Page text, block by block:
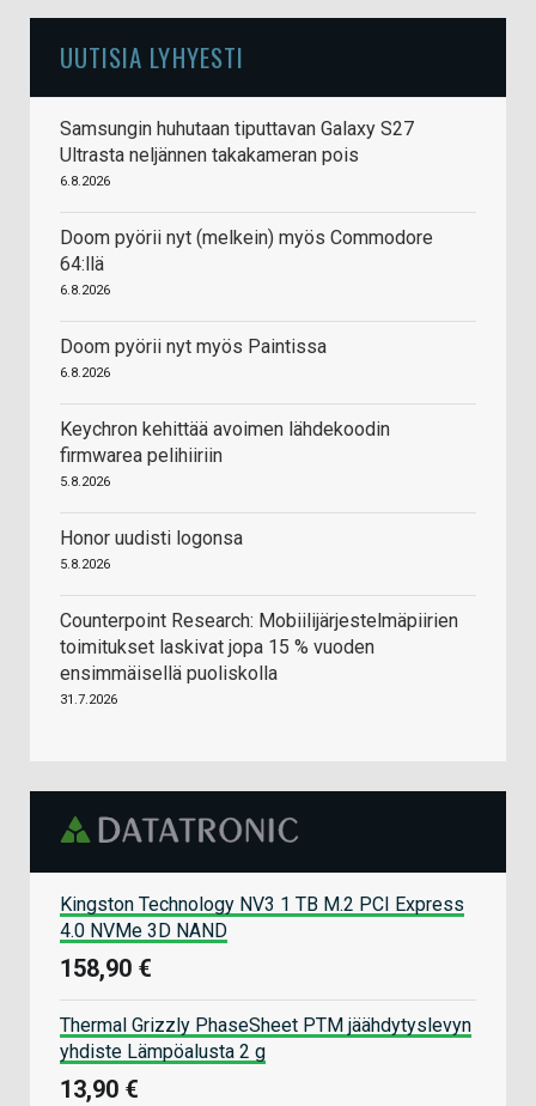
UUTISIA LYHYESTI
Samsungin huhutaan tiputtavan Galaxy S27
Ultrasta neljännen takakameran pois
6.8.2026
Doom pyörii nyt (melkein) myös Commodore
64:llä
6.8.2026
Doom pyörii nyt myös Paintissa
6.8.2026
Keychron kehittää avoimen lähdekoodin
firmwarea pelihiiriin
5.8.2026
Honor uudisti logonsa
5.8.2026
Counterpoint Research: Mobiilijärjestelmäpiirien
toimitukset laskivat jopa 15 % vuoden
ensimmäisellä puoliskolla
31.7.2026
Kingston Technology NV3 1 TB M.2 PCI Express
4.0 NVMe 3D NAND
158,90 €
Thermal Grizzly PhaseSheet PTM jäähdytyslevyn
yhdiste Lämpöalusta 2 g
13,90 €